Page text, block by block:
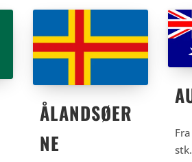
ÅLANDSØER
NE
Fra
stk.